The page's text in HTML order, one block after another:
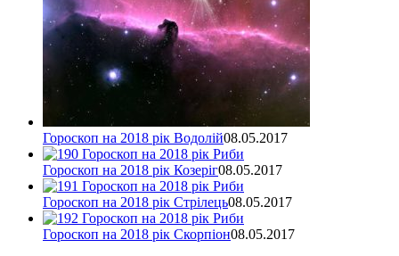
Гороскоп на 2018 рік Водолій08.05.2017
Гороскоп на 2018 рік Козеріг08.05.2017
Гороскоп на 2018 рік Стрілець08.05.2017
Гороскоп на 2018 рік Скорпіон08.05.2017